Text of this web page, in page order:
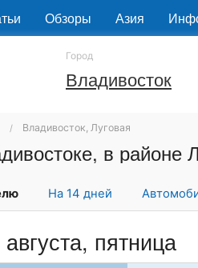
Обзоры Азия
Город
Владивосток
Владивосток, Луговая
в районе
На 14 дней
пятница